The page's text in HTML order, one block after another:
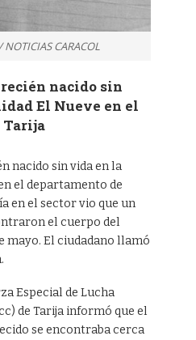
CARACOL
nacido sin
El Nueve en el
Tarija
nacido sin vida en la
el departamento de
en el sector vio que un
el cuerpo del
mayo. El ciudadano llamó
Especial de Lucha
de Tarija informó que el
se encontraba cerca